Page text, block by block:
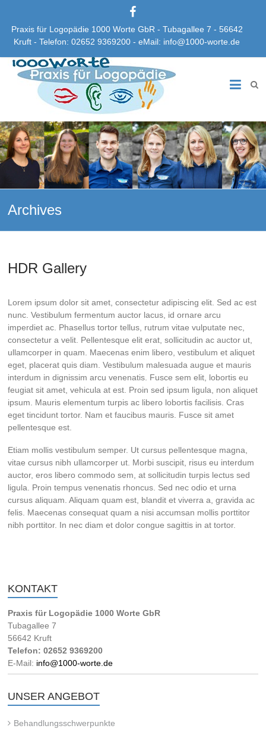
Praxis für Logopädie 1000 Worte GbR - Tubagallee 7 - 56642
Kruft - Telefon: 02652 9369200 - eMail: info@1000-worte.de
Praxis
Logopädie
1000
Worte
GbR
Archives
HDR Gallery
Lorem ipsum dolor sit amet, consectetur adipiscing elit. Sed ac est
nunc. Vestibulum fermentum auctor lacus, id ornare arcu
imperdiet ac. Phasellus tortor tellus, rutrum vitae vulputate nec,
consectetur a velit. Pellentesque elit erat, sollicitudin ac auctor ut,
ullamcorper in quam. Maecenas enim libero, vestibulum et aliquet
eget, placerat quis diam. Vestibulum malesuada augue et mauris
interdum in dignissim arcu venenatis. Fusce sem elit, lobortis eu
feugiat sit amet, vehicula at est. Proin sed ipsum ligula, non aliquet
ipsum. Mauris elementum turpis ac libero lobortis facilisis. Cras
eget tincidunt tortor. Nam et faucibus mauris. Fusce sit amet
pellentesque est.
Etiam mollis vestibulum semper. Ut cursus pellentesque magna,
vitae cursus nibh ullamcorper ut. Morbi suscipit, risus eu interdum
auctor, eros libero commodo sem, at sollicitudin turpis lectus sed
ligula. Proin tempus venenatis rhoncus. Sed nec odio et urna
cursus aliquam. Aliquam quam est, blandit et viverra a, gravida ac
felis. Maecenas consequat quam a nisi accumsan mollis porttitor
nibh porttitor. In nec diam et dolor congue sagittis in at tortor.
KONTAKT
Praxis für Logopädie 1000 Worte GbR
Tubagallee 7
56642 Kruft
Telefon: 02652 9369200
E-Mail: info@1000-worte.de
UNSER ANGEBOT
Behandlungsschwerpunkte